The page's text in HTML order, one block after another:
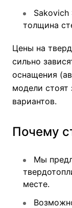
Sakovich
толщина
Цены на
сильно
оснащения
модели стоят
вариантов.
Почему
Мы
месте.